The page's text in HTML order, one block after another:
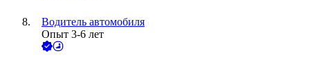
Водитель автомобиля
Опыт 3-6 лет